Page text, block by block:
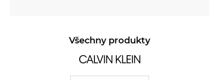
Všechny produkty